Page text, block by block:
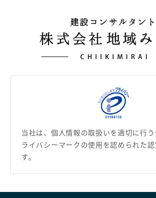
当社は、個人情報の取扱いを適切に行
ライバシーマークの使用を認められた
す。